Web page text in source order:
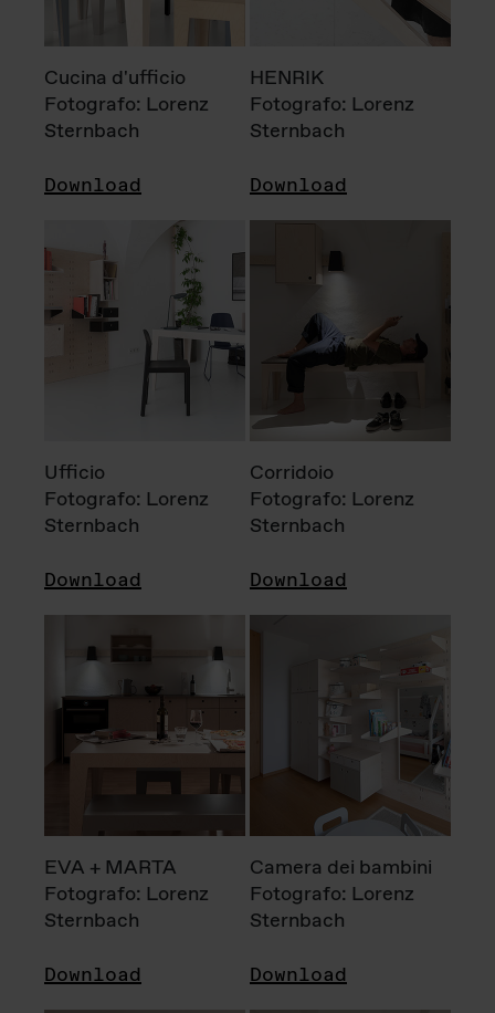
Cucina d'ufficio
Fotografo: Lorenz
Sternbach
Download
HENRIK
Fotografo: Lorenz
Sternbach
Download
Ufficio
Fotografo: Lorenz
Sternbach
Download
Corridoio
Fotografo: Lorenz
Sternbach
Download
EVA + MARTA
Fotografo: Lorenz
Sternbach
Download
Camera dei bambini
Fotografo: Lorenz
Sternbach
Download